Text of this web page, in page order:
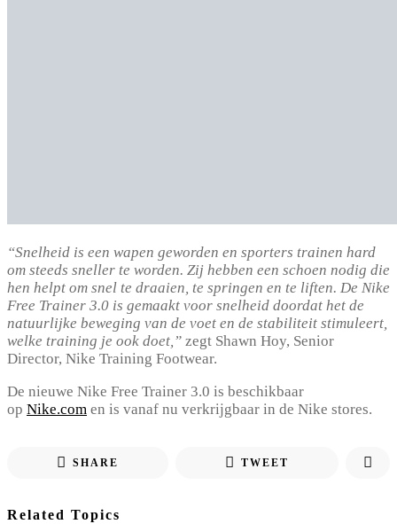
“Snelheid is een wapen geworden en sporters trainen hard
om steeds sneller te worden. Zij hebben een schoen nodig die
hen helpt om snel te draaien, te springen en te liften. De Nike
Free Trainer 3.0 is gemaakt voor snelheid doordat het de
natuurlijke beweging van de voet en de stabiliteit stimuleert,
welke training je ook doet,” zegt Shawn Hoy, Senior
Director, Nike Training Footwear.
De nieuwe Nike Free Trainer 3.0 is beschikbaar
op Nike.com en is vanaf nu verkrijgbaar in de Nike stores.
SHARE TWEET
Related Topics